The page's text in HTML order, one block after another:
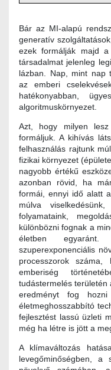
Bár az MI-alapú
generatív
ezek formálják majd
társadalmat jelenleg
lázban. Nap, mint nap
az emberi
hatékonyabban,
algoritmuskörnyezet.
Azt, hogy milyen
formáljuk. A kihívás
felhasználás rajtunk
fizikai környezet
nagyobb értékű
azonban rövid, ha
formái, ennyi idő alatt
múlva
folyamataink,
különbözni fognak a
életben egyaránt.
szuperexponenciális
processzorok
emberiség
tudástermelés területén
eredményt fog
életmeghosszabbító
fejlesztést lassú üzleti
még ha létre is jött a
A klímaváltozás
levegőminőségben, a